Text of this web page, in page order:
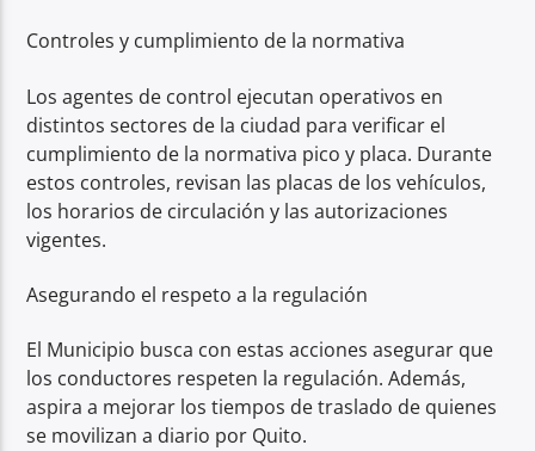
Controles y cumplimiento de la normativa
Los agentes de control ejecutan operativos en
distintos sectores de la ciudad para verificar el
cumplimiento de la normativa pico y placa. Durante
estos controles, revisan las placas de los vehículos,
los horarios de circulación y las autorizaciones
vigentes.
Asegurando el respeto a la regulación
El Municipio busca con estas acciones asegurar que
los conductores respeten la regulación. Además,
aspira a mejorar los tiempos de traslado de quienes
se movilizan a diario por Quito.